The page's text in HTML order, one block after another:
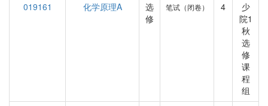
019161
化学原理A
选
修
笔试（闭卷） 4
少
院1
秋
选
修
课
程
组